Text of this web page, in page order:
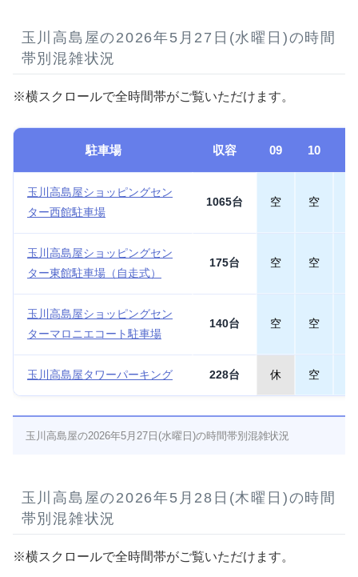
玉川高島屋の2026年5月27日(水曜日)の時間
帯別混雑状況
※横スクロールで全時間帯がご覧いただけます。
駐車場 収容 09 10
玉川高島屋ショッピングセン
ター西館駐車場
1065台 空 空
玉川高島屋ショッピングセン
ター東館駐車場（自走式）
175台 空 空
玉川高島屋ショッピングセン
ターマロニエコート駐車場
140台 空 空
玉川高島屋タワーパーキング 228台 休 空
玉川高島屋の2026年5月27日(水曜日)の時間帯別混雑状況
玉川高島屋の2026年5月28日(木曜日)の時間
帯別混雑状況
※横スクロールで全時間帯がご覧いただけます。